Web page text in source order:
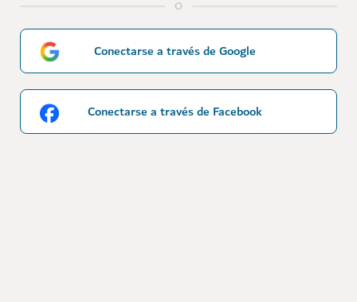
O
Conectarse a través de Google
Conectarse a través de Facebook